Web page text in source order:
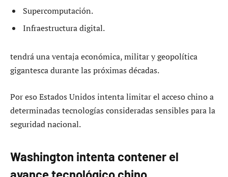
Supercomputación.
Infraestructura digital.
tendrá una ventaja económica, militar y geopolítica
gigantesca durante las próximas décadas.
Por eso Estados Unidos intenta limitar el acceso chino a
determinadas tecnologías consideradas sensibles para la
seguridad nacional.
Washington intenta contener el